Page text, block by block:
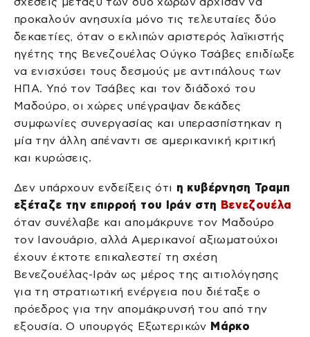
προκαλούν ανησυχία μόνο τις τελευταίες δύο
δεκαετίες, όταν ο εκλιπών αριστερός λαϊκιστής
ηγέτης της Βενεζουέλας Ούγκο Τσάβες επιδίωξε
να ενισχύσει τους δεσμούς με αντιπάλους των
ΗΠΑ. Υπό τον Τσάβες και τον διάδοχό του
Μαδούρο, οι χώρες υπέγραψαν δεκάδες
συμφωνίες συνεργασίας και υπερασπίστηκαν η
μία την άλλη απέναντι σε αμερικανική κριτική
και κυρώσεις.
Δεν υπάρχουν ενδείξεις ότι η κυβέρνηση Τραμπ
εξέταζε την επιρροή του Ιράν στη Βενεζουέλα
όταν συνέλαβε και απομάκρυνε τον Μαδούρο
τον Ιανουάριο, αλλά Αμερικανοί αξιωματούχοι
έχουν έκτοτε επικαλεστεί τη σχέση
Βενεζουέλας-Ιράν ως μέρος της αιτιολόγησης
για τη στρατιωτική ενέργεια που διέταξε ο
πρόεδρος για την απομάκρυνσή του από την
εξουσία. Ο υπουργός Εξωτερικών Μάρκο